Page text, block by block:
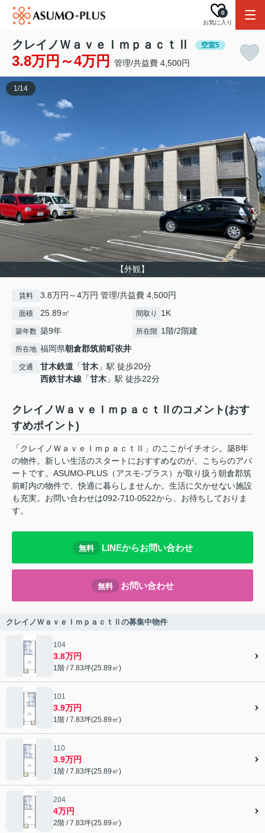
お気に入り
0
クレイノＷａｖｅＩｍｐａｃｔⅡ 空室5
3.8万円～4万円 管理/共益費 4,500円
【外観】
1/14
賃料 3.8万円～4万円 管理/共益費 4,500円
面積 25.89㎡ 間取り 1K
築年数 築9年 所在階 1階/2階建
所在地 福岡県朝倉郡筑前町依井
交通 甘木鉄道 「甘木 」駅 徒歩20分
西鉄甘木線 「甘木 」駅 徒歩22分
クレイノＷａｖｅＩｍｐａｃｔⅡのコメント(おす
すめポイント)
「クレイノＷａｖｅＩｍｐａｃｔⅡ」のここがイチオシ。築8年
の物件。新しい生活のスタートにおすすめなのが、こちらのアパ
ートです。ASUMO-PLUS（アスモ‐プラス）が取り扱う朝倉郡筑
前町内の物件で、快適に暮らしませんか。生活に欠かせない施設
も充実。お問い合わせは092-710-0522から、お待ちしておりま
す。
無料 LINEからお問い合わせ
無料 お問い合わせ
クレイノＷａｖｅＩｍｐａｃｔⅡの募集中物件
104
3.8万円
1階 / 7.83坪(25.89㎡)
101
3.9万円
1階 / 7.83坪(25.89㎡)
110
3.9万円
1階 / 7.83坪(25.89㎡)
204
4万円
2階 / 7.83坪(25.89㎡)